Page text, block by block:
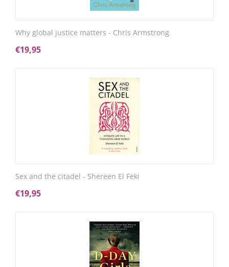
Why global justice matters - Chris Armstrong
€19,95
Sex and the citadel - Shereen El Feki
€19,95